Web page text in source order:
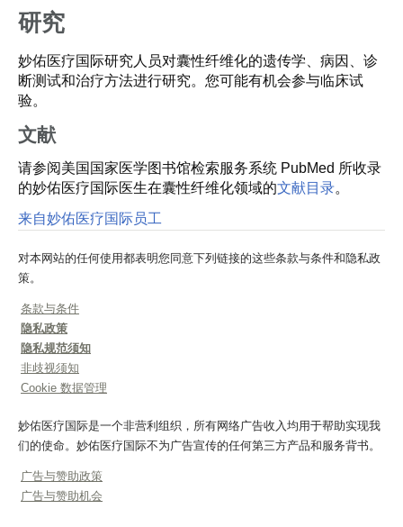
研究
妙佑医疗国际研究人员对囊性纤维化的遗传学、病因、诊
断测试和治疗方法进行研究。您可能有机会参与临床试
验。
文献
请参阅美国国家医学图书馆检索服务系统 PubMed 所收录
的妙佑医疗国际医生在囊性纤维化领域的文献目录。
来自妙佑医疗国际员工
对本网站的任何使用都表明您同意下列链接的这些条款与条件和隐私政
策。
条款与条件
隐私政策
隐私规范须知
非歧视须知
Cookie 数据管理
妙佑医疗国际是一个非营利组织，所有网络广告收入均用于帮助实现我
们的使命。妙佑医疗国际不为广告宣传的任何第三方产品和服务背书。
广告与赞助政策
广告与赞助机会